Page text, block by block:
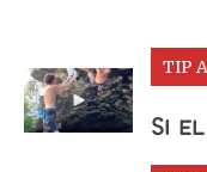
TIP
Si